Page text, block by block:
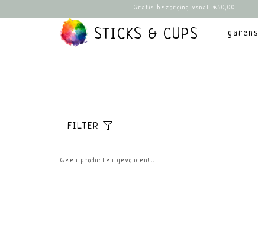
Gratis bezorging vanaf €50,00
STICKS & CUPS garens
FILTER
Geen producten gevonden!...